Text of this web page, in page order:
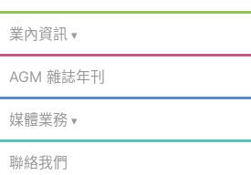
業內資訊
AGM 雜誌年刊
媒體業務
聯絡我們